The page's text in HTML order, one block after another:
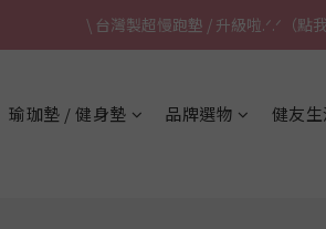
\ 台灣製超慢跑墊 / 升級啦.ᐟ.ᐟ（點我
\ 台灣製超慢跑墊 / 升級啦.ᐟ.ᐟ（點我
\ 台灣製超慢跑墊 / 升級啦.ᐟ.ᐟ（點
瑜珈墊 / 健身墊 品牌選物 健友